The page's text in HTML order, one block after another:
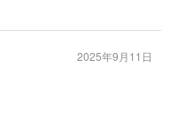
2025年9月11日